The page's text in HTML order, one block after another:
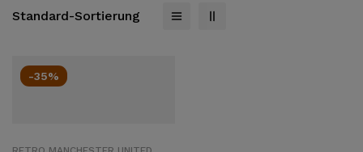
Standard-Sortierung
-35%